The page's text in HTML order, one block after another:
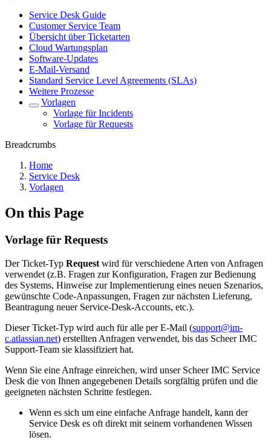
Service Desk Guide
Customer Service Team
Übersicht über Ticketarten
Cloud Wartungsplan
Software-Updates
E-Mail-Versand
Standard Service Level Agreements (SLAs)
Weitere Prozesse
Vorlagen
Vorlage für Incidents
Vorlage für Requests
Breadcrumbs
Home
Service Desk
Vorlagen
On this Page
Vorlage für Requests
Der Ticket-Typ Request wird für verschiedene Arten von Anfragen
verwendet (z.B. Fragen zur Konfiguration, Fragen zur Bedienung
des Systems, Hinweise zur Implementierung eines neuen Szenarios,
gewünschte Code-Anpassungen, Fragen zur nächsten Lieferung,
Beantragung neuer Service-Desk-Accounts, etc.).
Dieser Ticket-Typ wird auch für alle per E-Mail (support@im-
c.atlassian.net) erstellten Anfragen verwendet, bis das Scheer IMC
Support-Team sie klassifiziert hat.
Wenn Sie eine Anfrage einreichen, wird unser Scheer IMC Service
Desk die von Ihnen angegebenen Details sorgfältig prüfen und die
geeigneten nächsten Schritte festlegen.
Wenn es sich um eine einfache Anfrage handelt, kann der
Service Desk es oft direkt mit seinem vorhandenen Wissen
lösen.